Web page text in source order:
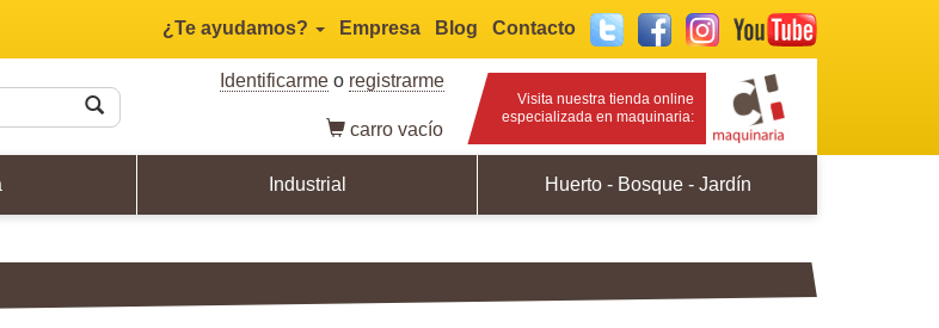
¿Te ayudamos? Empresa Blog Contacto Twitter FacebookInstagram
Identificarmeo registrarme
carro vacío
Visita nuestra tienda online
especializada en maquinaria:
Industrial Huerto - Bosque - Jardín